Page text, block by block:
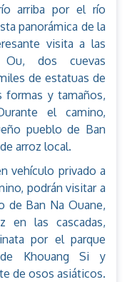
arriba por el río
panorámica de la
visita a las
dos cuevas
de estatuas de
formas y tamaños,
el camino,
pueblo de Ban
arroz local.
vehículo privado a
podrán visitar a
de Ban Na Ouane,
en las cascadas,
por el parque
Khouang Si y
de osos asiáticos.